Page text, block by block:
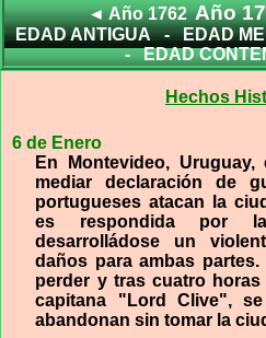
◄ Año 1762 Año
EDAD ANTIGUA - EDAD
- EDAD
Hechos
6 de Enero
En Montevideo,
mediar declaración de
portugueses atacan la
es respondida por
desarrolládose un
daños para ambas
perder y tras cuatro
capitana "Lord Clive",
abandonan sin tomar la